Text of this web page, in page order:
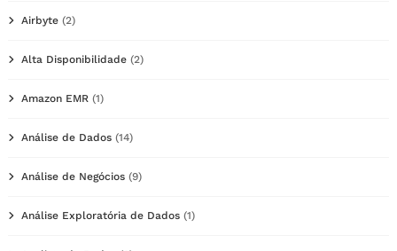
Airbyte (2)
Alta Disponibilidade (2)
Amazon EMR (1)
Análise de Dados (14)
Análise de Negócios (9)
Análise Exploratória de Dados (1)